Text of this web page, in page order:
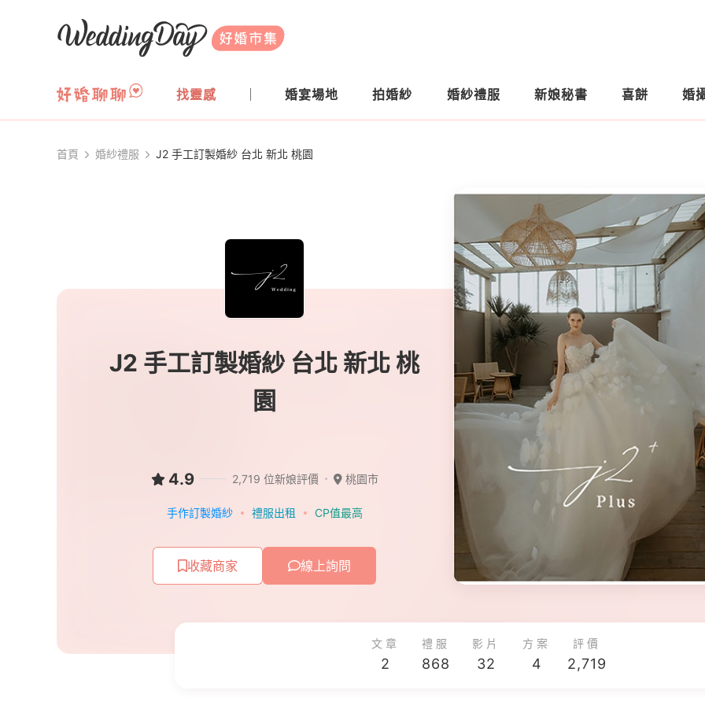
WeddingDay 好婚市集
找靈感 婚宴場地 拍婚紗 婚紗禮服 新娘秘書 喜餅 婚
首頁 婚紗禮服 J2 手工訂製婚紗 台北 新北 桃園
J2 手工訂製婚紗 台北 新北 桃
園
4.9 2,719 位新娘評價 桃園市
手作訂製婚紗 禮服出租 CP值最高
收藏商家 線上詢問
文章
2
禮服
868
影片
32
方案
4
評價
2,719